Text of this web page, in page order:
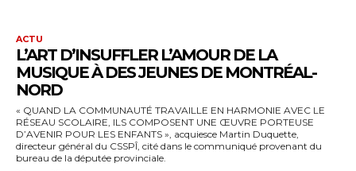
ACTU
L’ART D’INSUFFLER L’AMOUR DE LA
MUSIQUE À DES JEUNES DE MONTRÉAL-
NORD
« QUAND LA COMMUNAUTÉ TRAVAILLE EN HARMONIE AVEC LE
RÉSEAU SCOLAIRE, ILS COMPOSENT UNE ŒUVRE PORTEUSE
D’AVENIR POUR LES ENFANTS », acquiesce Martin Duquette,
directeur général du CSSPÎ, cité dans le communiqué provenant du
bureau de la députée provinciale.